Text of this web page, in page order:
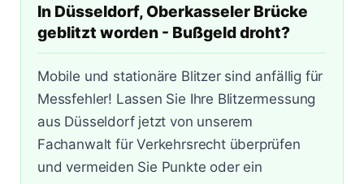
Bremen - Lloydstraße
Hamburg - Behringstraße
Köln - Innere Kanalstraße
Köln - Riehler Straße
In Düsseldorf, Oberkasseler Brücke
geblitzt worden - Bußgeld droht?
Mobile und stationäre Blitzer sind anfällig für
Messfehler! Lassen Sie Ihre Blitzermessung
aus Düsseldorf jetzt von unserem
Fachanwalt für Verkehrsrecht überprüfen
und vermeiden Sie Punkte oder ein